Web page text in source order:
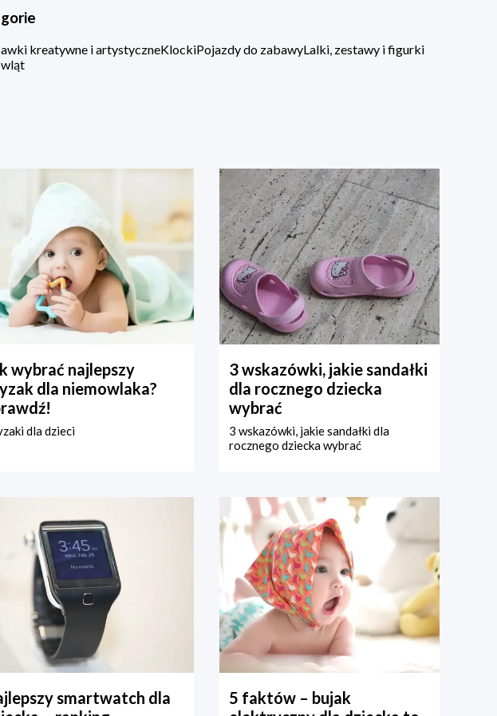
kreatywne i artystyczneKlockiPojazdy do zabawyLalki, zestawy i figurki
wybrać najlepszy
dla niemowlaka?
dla dzieci
3 wskazówki, jakie sandałki
dla rocznego dziecka
wybrać
3 wskazówki, jakie sandałki dla
rocznego dziecka wybrać
smartwatch dla
5 faktów – bujak